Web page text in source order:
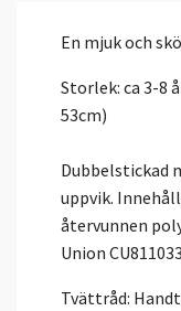
En mjuk och
Storlek: ca 3-8
53cm)
Dubbelstickad
uppvik.
återvunnen
Union
Tvättråd: